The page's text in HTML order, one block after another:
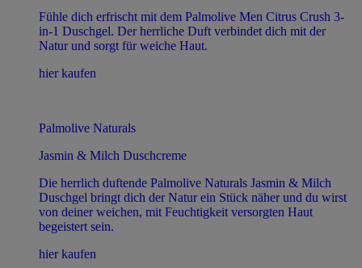
Fühle dich erfrischt mit dem Palmolive Men Citrus Crush 3-
in-1 Duschgel. Der herrliche Duft verbindet dich mit der
Natur und sorgt für weiche Haut.
hier kaufen
Palmolive Naturals
Jasmin & Milch Duschcreme
Die herrlich duftende Palmolive Naturals Jasmin & Milch
Duschgel bringt dich der Natur ein Stück näher und du wirst
von deiner weichen, mit Feuchtigkeit versorgten Haut
begeistert sein.
hier kaufen